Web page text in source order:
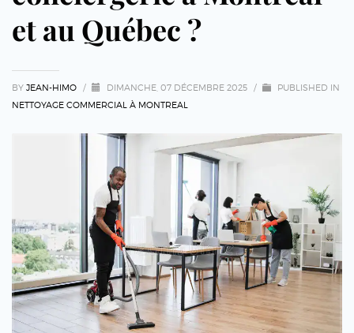
et au Québec ?
BY JEAN-HIMO / DIMANCHE, 07 DÉCEMBRE 2025 /
PUBLISHED IN
NETTOYAGE COMMERCIAL À MONTREAL